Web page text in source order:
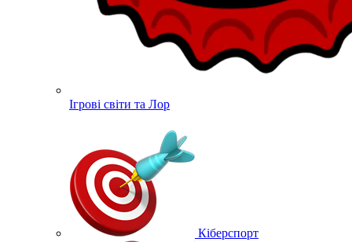
Ігрові світи та Лор
Кіберспорт